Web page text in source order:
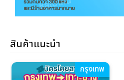
สินค้าแนะนำ
กรุงเทพ